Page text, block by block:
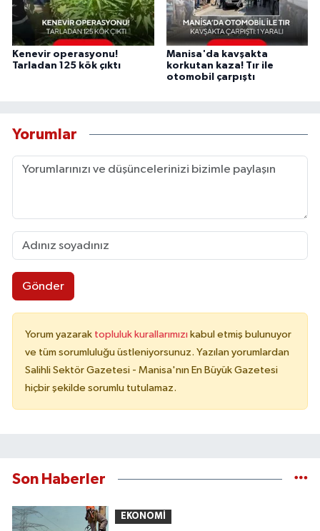
Kenevir operasyonu!
Tarladan 125 kök çıktı
Manisa'da kavşakta
korkutan kaza! Tır ile
otomobil çarpıştı
Yorumlar
Gönder
Yorum yazarak topluluk kurallarımızı kabul etmiş bulunuyor
ve tüm sorumluluğu üstleniyorsunuz. Yazılan yorumlardan
Salihli Sektör Gazetesi - Manisa'nın En Büyük Gazetesi
hiçbir şekilde sorumlu tutulamaz.
Son Haberler
EKONOMİ